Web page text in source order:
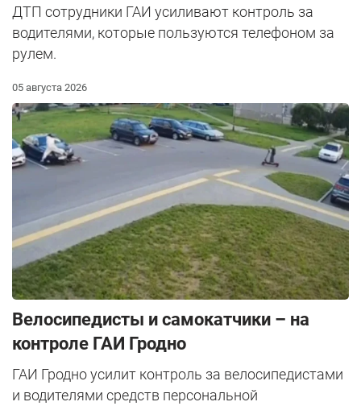
ДТП сотрудники ГАИ усиливают контроль за
водителями, которые пользуются телефоном за
рулем.
05 августа 2026
Велосипедисты и самокатчики – на
контроле ГАИ Гродно
ГАИ Гродно усилит контроль за велосипедистами
и водителями средств персональной